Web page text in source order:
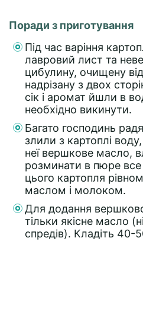
Поради з приготування
Під час варіння
лавровий лист та
цибулину, очищену
надрізану з двох
сік і аромат йшли в
необхідно викинути.
Багато господинь
злили з картоплі
неї вершкове масло,
розминати в пюре
цього картопля
маслом і молоком.
Для додання
тільки якісне масло
спредів). Кладіть 40-